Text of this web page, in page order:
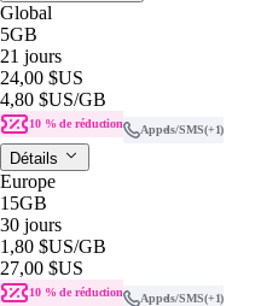
Global
5GB
21 jours
24,00 $US
4,80 $US/GB
10 % de réduction Appels/SMS(+1)
Détails
Europe
15GB
30 jours
1,80 $US/GB
27,00 $US
10 % de réduction Appels/SMS(+1)